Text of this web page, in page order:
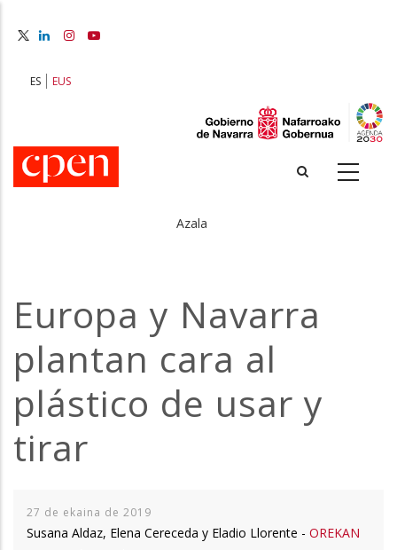
content
ES EUS
Azala
Europa y Navarra
plantan cara al
plástico de usar y
tirar
27 de ekaina de 2019
Susana Aldaz, Elena Cereceda y Eladio Llorente - OREKAN